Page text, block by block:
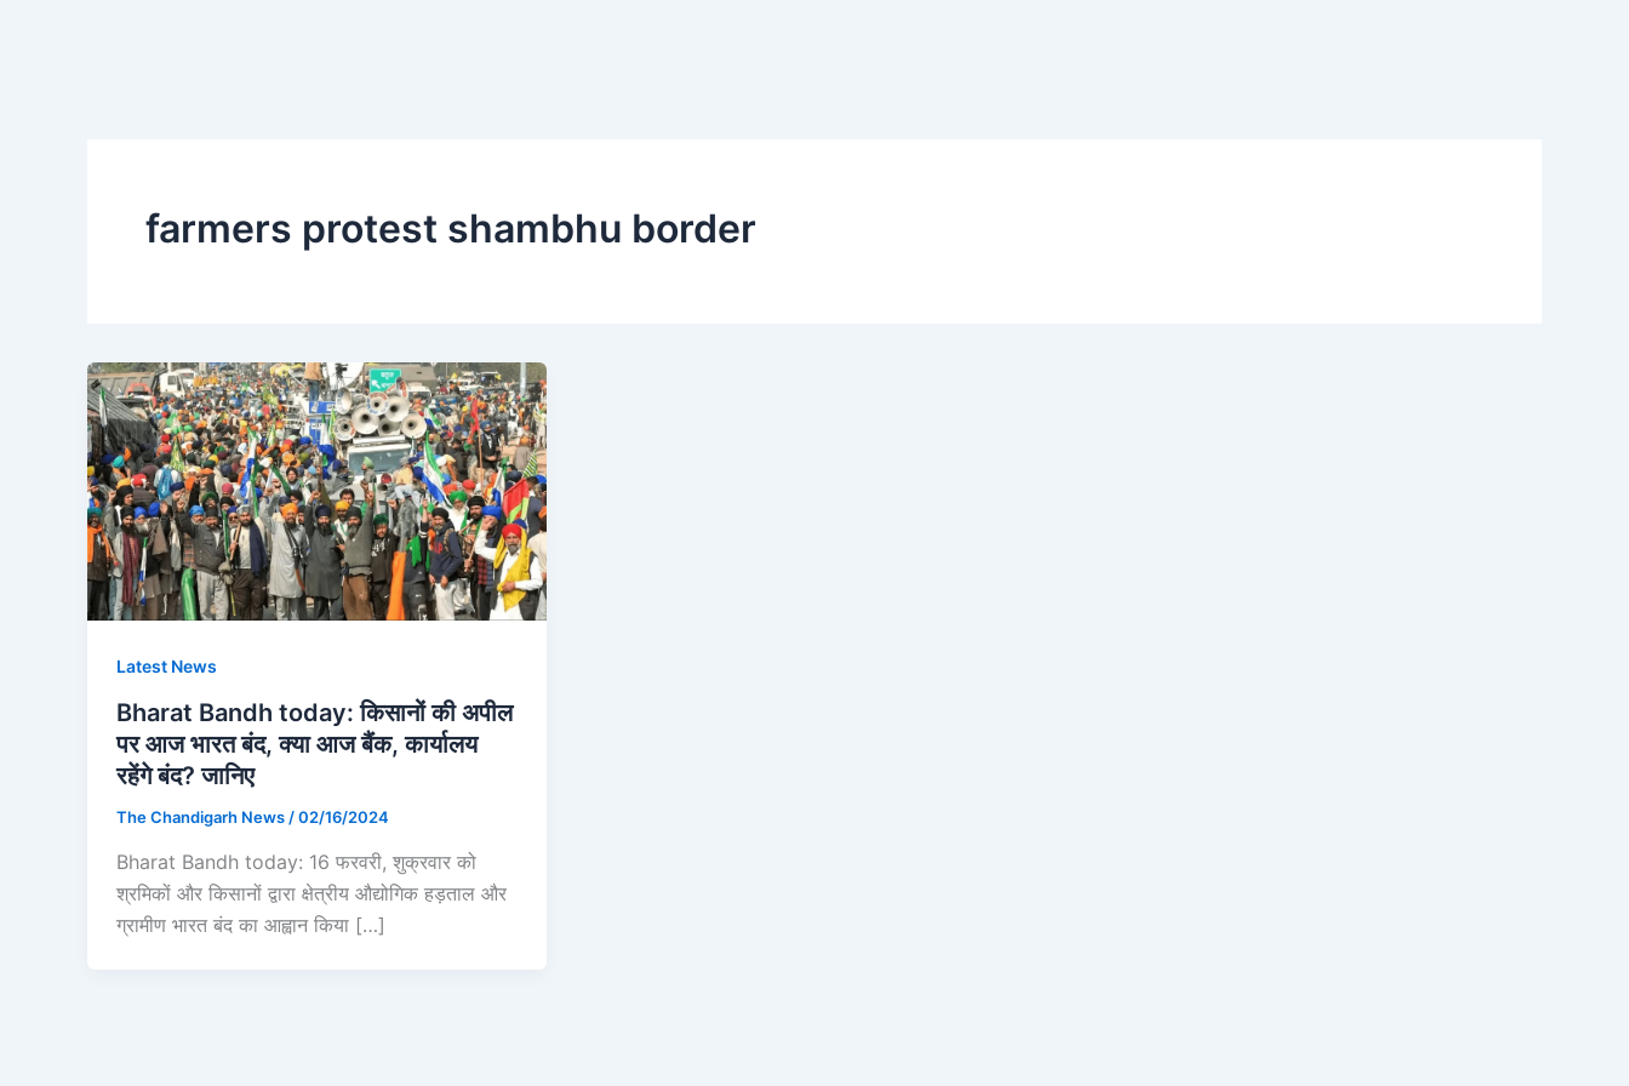
farmers protest shambhu border
Latest News
Bharat Bandh today: किसानों की अपील
पर आज भारत बंद, क्या आज बैंक, कार्यालय
रहेंगे बंद? जानिए
The Chandigarh News /02/16/2024
Bharat Bandh today: 16 फरवरी, शुक्रवार को
श्रमिकों और किसानों द्वारा क्षेत्रीय औद्योगिक हड़ताल और
ग्रामीण भारत बंद का आह्वान किया […]